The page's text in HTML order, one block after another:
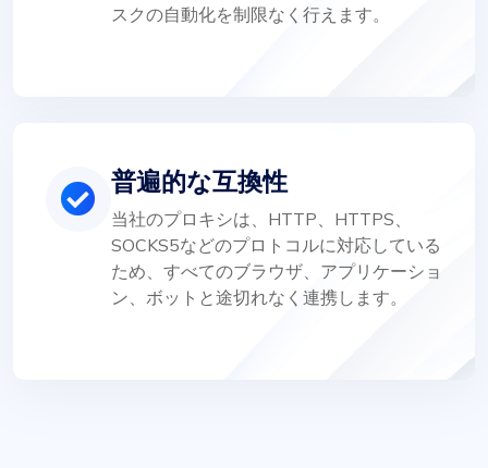
スクの自動化を制限なく行えます。
普遍的な互換性
当社のプロキシは、HTTP、HTTPS、
SOCKS5などのプロトコルに対応している
ため、すべてのブラウザ、アプリケーショ
ン、ボットと途切れなく連携します。